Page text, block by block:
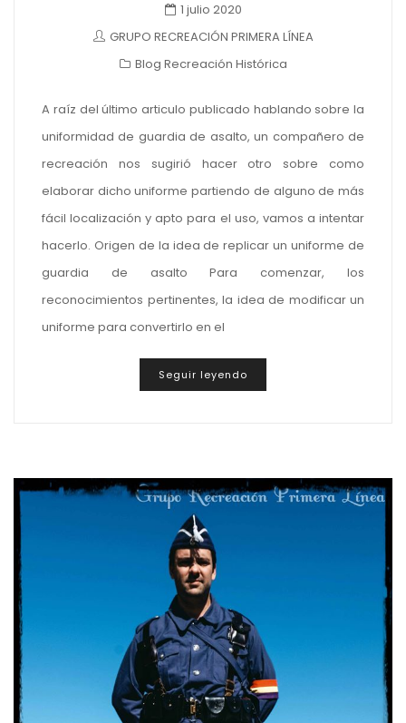
1 julio 2020
GRUPO RECREACIÓN PRIMERA LÍNEA
Blog Recreación Histórica
A raíz del último articulo publicado hablando sobre la
uniformidad de guardia de asalto, un compañero de
recreación nos sugirió hacer otro sobre como
elaborar dicho uniforme partiendo de alguno de más
fácil localización y apto para el uso, vamos a intentar
hacerlo. Origen de la idea de replicar un uniforme de
guardia de asalto Para comenzar, los
reconocimientos pertinentes, la idea de modificar un
uniforme para convertirlo en el
Seguir leyendo